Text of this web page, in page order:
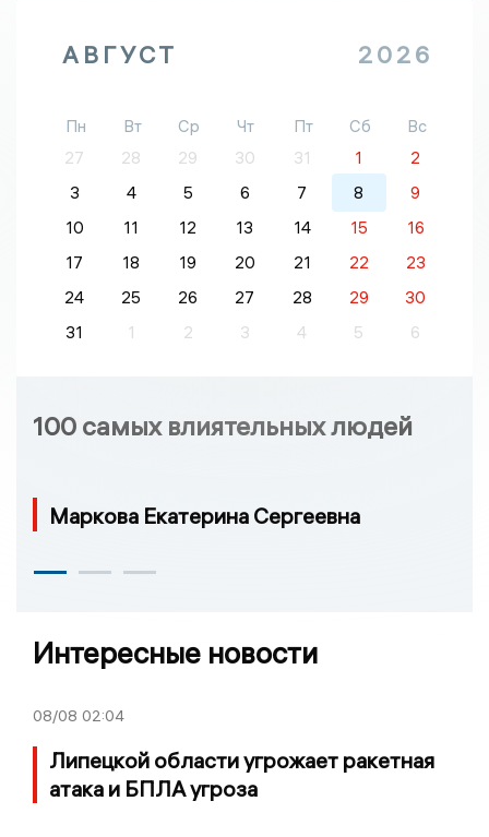
АВГУСТ 2026
Пн Вт Ср Чт Пт Сб
Вс
27
28 29 30 31 1
2
3
4 5 6 7 8
9
10
11 12 13 14 15
16
17
18 19 20 21 22
23
24
25 26 27 28 29
30
31
1 2 3 4 5 6
100 самых влиятельных людей
Маркова Екатерина Сергеевна
Интересные новости
08/08 02:04
Липецкой области угрожает ракетная
атака и БПЛА угроза